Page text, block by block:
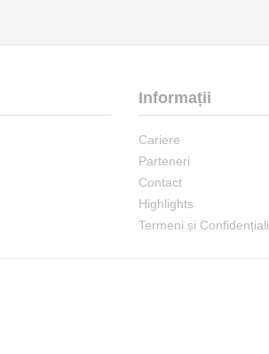
Informații
Cariere
Parteneri
Contact
Highlights
Termeni și